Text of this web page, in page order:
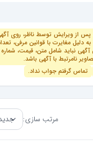
پس از ویرایش توسط ناظر، روی
دلیل مغایرت با قوانین مرفی،
نباید شامل متن، قیمت،
نامرتبط با آگهی باشد.
تماس گرفتم جواب نداد.
مرتب سازی: